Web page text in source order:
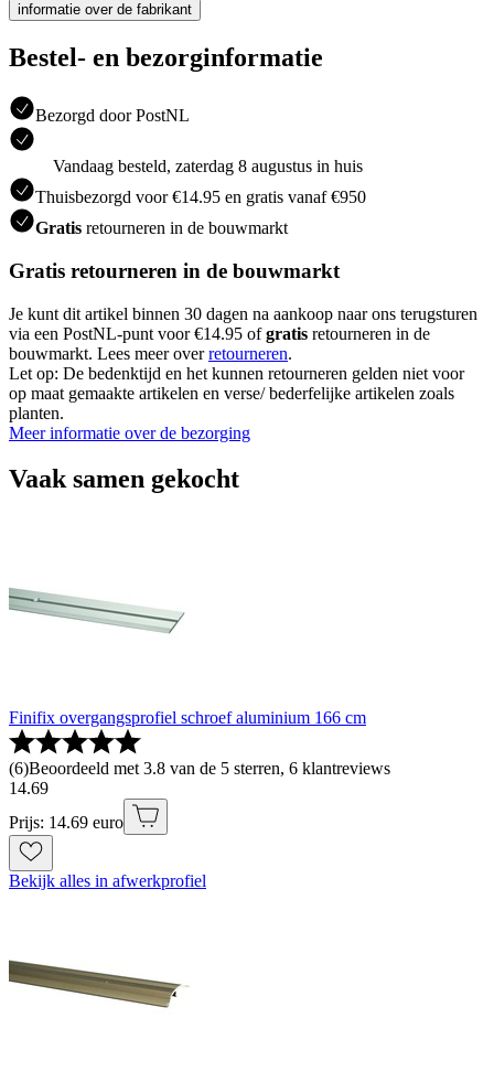
informatie over de fabrikant
Bestel- en bezorginformatie
Bezorgd door PostNL
Vandaag besteld, zaterdag 8 augustus in huis
Thuisbezorgd voor €14.95 en gratis vanaf €950
Gratis retourneren in de bouwmarkt
Gratis retourneren in de bouwmarkt
Je kunt dit artikel binnen 30 dagen na aankoop naar ons terugsturen
via een PostNL-punt voor €14.95 ofgratis retourneren in de
bouwmarkt. Lees meer overretourneren.
Let op: De bedenktijd en het kunnen retourneren gelden niet voor
op maat gemaakte artikelen en verse/ bederfelijke artikelen zoals
planten.
Meer informatie over de bezorging
Vaak samen gekocht
Finifix overgangsprofiel schroef aluminium 166 cm
(6)Beoordeeld met 3.8 van de 5 sterren, 6 klantreviews
14.69
Prijs: 14.69 euro
Bekijk alles in afwerkprofiel